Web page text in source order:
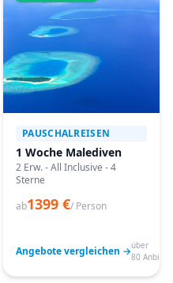
PAUSCHALREISEN
1 Woche Malediven
2 Erw. - All Inclusive - 4
Sterne
ab1399 €/ Person
Angebote vergleichen →über
80